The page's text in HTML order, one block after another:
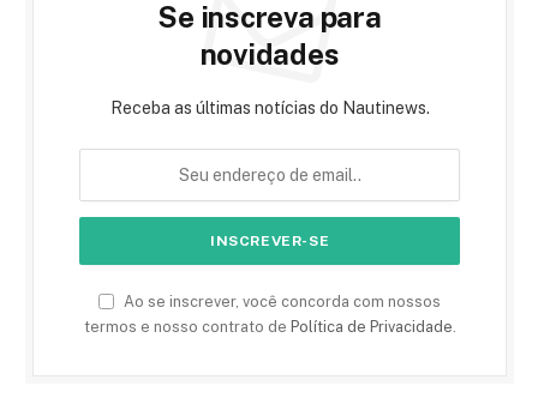
Se inscreva para
novidades
Receba as últimas notícias do Nautinews.
Ao se inscrever, você concorda com nossos
termos e nosso contrato de Política de Privacidade